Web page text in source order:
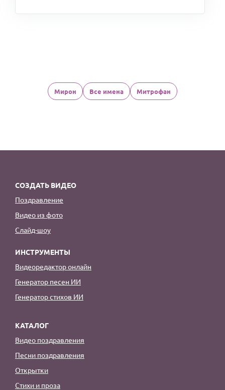
Мирон Все имена Митрофан
СОЗДАТЬ ВИДЕО
Поздравление
Видео из фото
Слайд-шоу
ИНСТРУМЕНТЫ
Видеоредактор онлайн
Генератор песен ИИ
Генератор стихов ИИ
КАТАЛОГ
Видео поздравления
Песни поздравления
Открытки
Стихи и проза